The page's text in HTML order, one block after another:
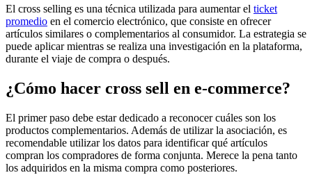
El cross selling es una técnica utilizada para aumentar el ticket
promedio en el comercio electrónico, que consiste en ofrecer
artículos similares o complementarios al consumidor. La estrategia se
puede aplicar mientras se realiza una investigación en la plataforma,
durante el viaje de compra o después.
¿Cómo hacer cross sell en e-commerce?
El primer paso debe estar dedicado a reconocer cuáles son los
productos complementarios. Además de utilizar la asociación, es
recomendable utilizar los datos para identificar qué artículos
compran los compradores de forma conjunta. Merece la pena tanto
los adquiridos en la misma compra como posteriores.